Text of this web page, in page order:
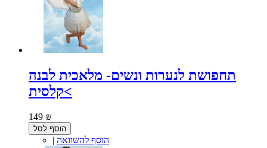
תחפושת לנערות ונשים- מלאכית לבנה
קלסית<
149 ₪
הוסף לסל
| הוסף להשוואה